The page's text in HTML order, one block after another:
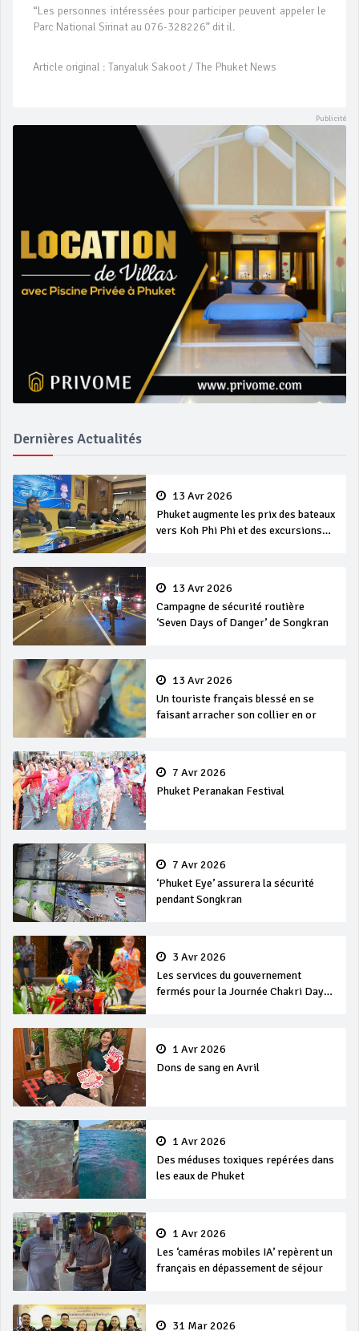
“Les personnes intéressées pour participer peuvent appeler le
Parc National Sirinat au 076-328226” dit il.
Article original : Tanyaluk Sakoot / The Phuket News
Dernières Actualités
13 Avr 2026
Phuket augmente les prix des bateaux
vers Koh Phi Phi et des excursions
13 Avr 2026
Campagne de sécurité routière
‘Seven Days of Danger’ de Songkran
13 Avr 2026
Un touriste français blessé en se
faisant arracher son collier en or
7 Avr 2026
Phuket Peranakan Festival
7 Avr 2026
‘Phuket Eye’ assurera la sécurité
pendant Songkran
3 Avr 2026
Les services du gouvernement
fermés pour la Journée Chakri Day
1 Avr 2026
Dons de sang en Avril
1 Avr 2026
Des méduses toxiques repérées dans
les eaux de Phuket
1 Avr 2026
Les ‘caméras mobiles IA’ repèrent un
français en dépassement de séjour
31 Mar 2026